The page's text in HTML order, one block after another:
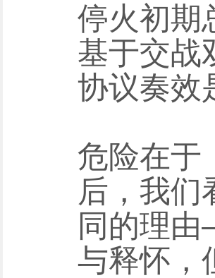
停火初期
基于交战
协议奏效
危险在于
后，我
同的理
与释怀，